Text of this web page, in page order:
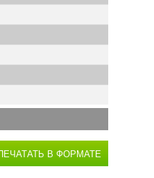
В ФОРМАТЕ